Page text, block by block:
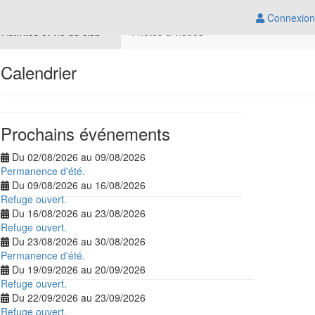
Connexion
Activités et vie du club Photos & vidéos
Calendrier
Prochains événements
Du 02/08/2026 au 09/08/2026
Permanence d'été.
Du 09/08/2026 au 16/08/2026
Refuge ouvert.
Du 16/08/2026 au 23/08/2026
Refuge ouvert.
Du 23/08/2026 au 30/08/2026
Permanence d'été.
Du 19/09/2026 au 20/09/2026
Refuge ouvert.
Du 22/09/2026 au 23/09/2026
Refuge ouvert.